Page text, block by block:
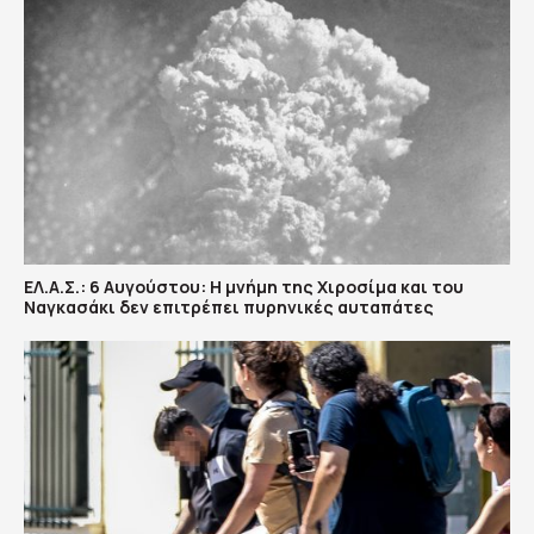
ΕΛ.Α.Σ.: 6 Αυγούστου: Η μνήμη της Χιροσίμα και του
Ναγκασάκι δεν επιτρέπει πυρηνικές αυταπάτες